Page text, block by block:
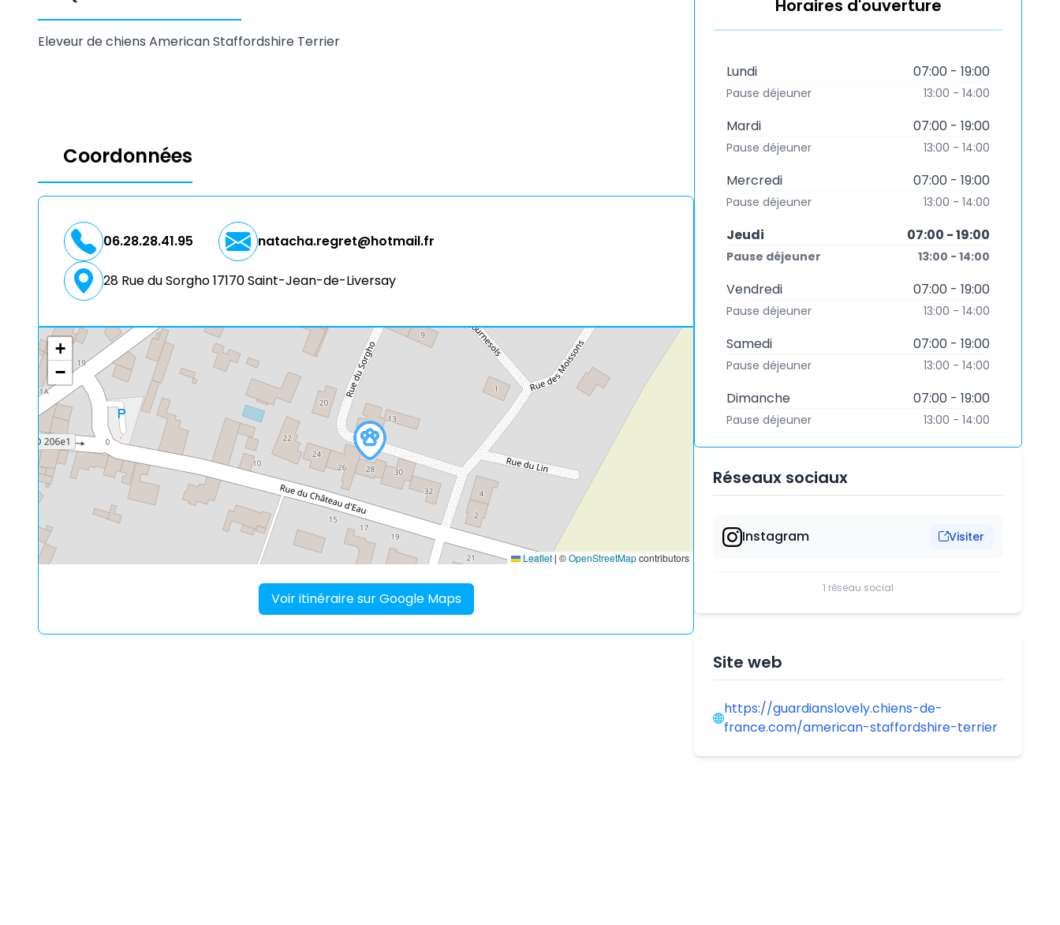
Eleveur de chiens American Staffordshire Terrier
Coordonnées
06.28.28.41.95 natacha.regret@hotmail.fr
28 Rue du Sorgho 17170 Saint-Jean-de-Liversay
+
−
Leaflet | ©OpenStreetMapcontributors
Voir itinéraire sur Google Maps
Horaires d'ouverture
Lundi 07:00 - 19:00
Pause déjeuner 13:00 - 14:00
Mardi 07:00 - 19:00
Pause déjeuner 13:00 - 14:00
Mercredi 07:00 - 19:00
Pause déjeuner 13:00 - 14:00
Jeudi 07:00 - 19:00
Pause déjeuner 13:00 - 14:00
Vendredi 07:00 - 19:00
Pause déjeuner 13:00 - 14:00
Samedi 07:00 - 19:00
Pause déjeuner 13:00 - 14:00
Dimanche 07:00 - 19:00
Pause déjeuner 13:00 - 14:00
Réseaux sociaux
Instagram Visiter
1 réseau social
Site web
https://guardianslovely.chiens-de-
france.com/american-staffordshire-terrier